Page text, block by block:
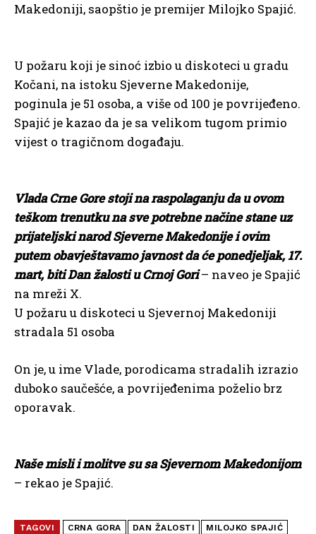
Makedoniji, saopštio je premijer Milojko Spajić.
U požaru koji je sinoć izbio u diskoteci u gradu
Kočani, na istoku Sjeverne Makedonije,
poginula je 51 osoba, a više od 100 je povrijeđeno.
Spajić je kazao da je sa velikom tugom primio
vijest o tragičnom događaju.
Vlada Crne Gore stoji na raspolaganju da u ovom
teškom trenutku na sve potrebne načine stane uz
prijateljski narod Sjeverne Makedonije i ovim
putem obavještavamo javnost da će ponedjeljak, 17.
mart, biti Dan žalosti u Crnoj Gori– naveo je Spajić
na mreži X.
U požaru u diskoteci u Sjevernoj Makedoniji
stradala 51 osoba
On je, u ime Vlade, porodicama stradalih izrazio
duboko saučešće, a povrijeđenima poželio brz
oporavak.
Naše misli i molitve su sa Sjevernom Makedonijom
– rekao je Spajić.
TAGOVI CRNA GORA DAN ŽALOSTI
MILOJKO SPAJIĆ